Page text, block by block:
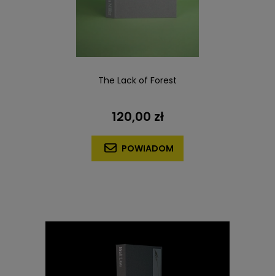
The Lack of Forest
120,00 zł
POWIADOM